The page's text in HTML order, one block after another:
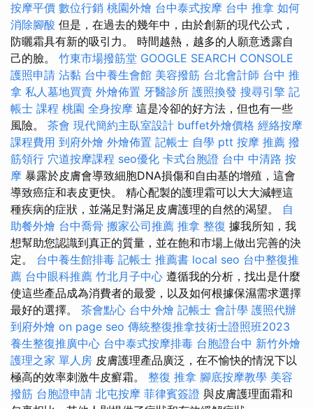
按摩平價 數位行銷 桃園外燴 台中泰式按摩 台中 推拿 如何
消除腳酸 但是，在過去的幾年中，由於創新的現代公式，
防曬霜具有新的吸引力。 時間越熱，越多的人願意透露自
己的臉。 竹東市場撥筋堂 GOOGLE SEARCH CONSOLE
護照申請 沾黏 台中養生會館 美容撥筋 台北會計師 台中 推
拿 私人墓地買賣 外燴佈置 牙醫診所 護照換發 搜尋引擎 記
帳士 課程 桃園 全身按摩 這是冷卻的好方法，但也有一些
風險。 茶會 現代簡約主臥室設計 buffet外燴價格 經絡按摩
課程費用 到府外燴 外燴佈置 記帳士 自學 ptt 按摩 推薦 撥
筋領行 穴道按摩課程 seo優化 卡式台胞證 台中 中清路 按
摩 暴露於皮膚會導致細胞DNA損傷和自由基的增殖，這會
導致癌症和表皮更快。 精心配製的護理霜可以大大減輕這
種疾病的症狀，並滿足對滿足皮膚護理的自然的渴望。 自
助餐外燴 台中喬骨 搬家公司推薦 推拿 整復 據我所知，我
想幫助您認識到真正的質量，並在飽和市場上做出完善的決
定。 台中養生館排毒 記帳士 推薦書 local seo 台中整復推
薦 台中眼科推薦 竹北月子中心 遵循我的分析，找出是什麼
使這些產品成為消費者的最愛，以及如何根據保濕需求選擇
最好的選擇。 茶會點心 台中外燴 記帳士 會計學 護照代辦
到府外燴 on page seo 傳統整復推拿技術士證照班2023
養生整復推廣中心 台中泰式按摩排毒 台胞證台中 新竹外燴
護理之家 單人房 皮膚護理產品廣泛，在不愉快的情況下以
極高的效率刺激牛皮癬霜。 整復 推拿 腳底按摩教學 美容
撥筋 台胞證申請 北屯按摩 菲律賓簽證 與皮膚護理面霜和